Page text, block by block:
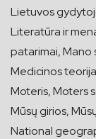
Lietuvos
Literatūra ir
patarimai, Mano
Medicinos
Moteris, Moters
Mūsų girios,
National